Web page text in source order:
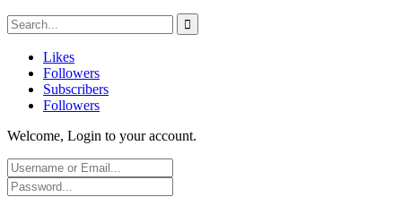
Likes
Followers
Subscribers
Followers
Welcome, Login to your account.